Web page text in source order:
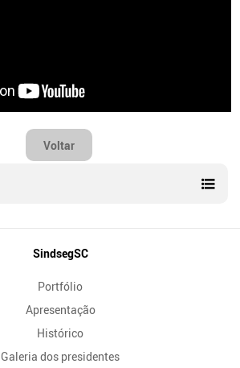
Voltar
SindsegSC
Portfólio
Apresentação
Histórico
Galeria dos presidentes